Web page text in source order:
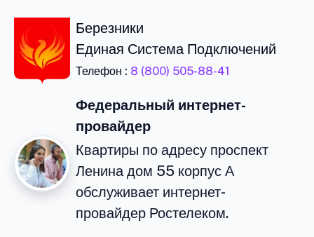
Березники
Единая Система Подключений
Телефон : 8 (800) 505-88-41
Федеральный интернет-
провайдер
Квартиры по адресу проспект
Ленина дом 55 корпус А
обслуживает интернет-
провайдер Ростелеком.